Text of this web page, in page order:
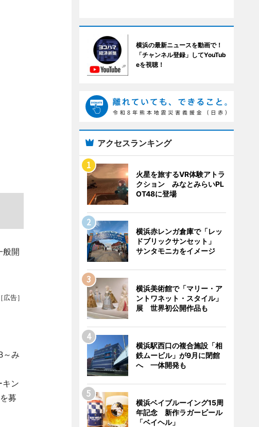
般開
［広告］
～み
ン
募
横浜の最新ニュースを動画で！
「チャンネル登録」してYouTub
eを視聴！
アクセスランキング
火星を旅するVR体験アトラ
クション みなとみらいPL
OT48に登場
横浜赤レンガ倉庫で「レッ
ドブリックサンセット」
サンタモニカをイメージ
横浜美術館で「マリー・ア
ントワネット・スタイル」
展 世界初公開作品も
横浜駅西口の複合施設「相
鉄ムービル」が9月に閉館
へ 一体開発も
横浜ベイブルーイング15周
年記念 新作ラガービール
「ベイヘル」